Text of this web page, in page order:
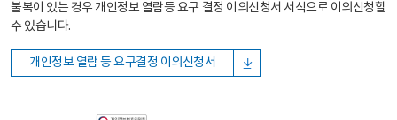
불복이 있는 경우 개인정보 열람등 요구 결정 이의신청서 서식으로 이의신청할
수 있습니다.
개인정보 열람 등 요구결정 이의신청서